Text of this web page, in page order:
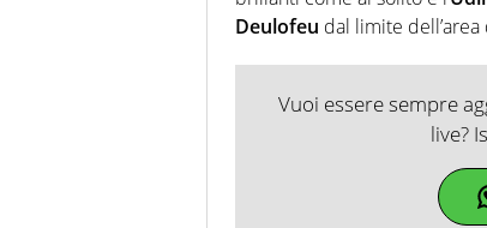
Deulofeu dal limite
Vuoi essere sempre
live?